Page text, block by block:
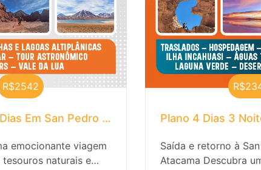
R$2542
Em San Pedro De Atacama
emocionante viagem
naturais e
Plano 4 Dias 3
Saída e retorno à
Atacama Descubra